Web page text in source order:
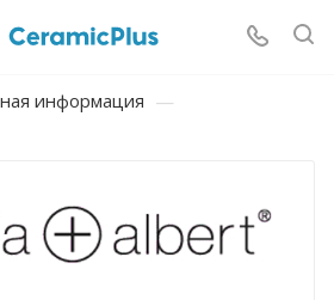
информация —